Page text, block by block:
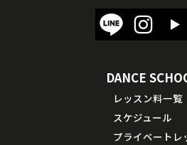
DANCE
レッスン料一覧
スケジュール
プライベートレ